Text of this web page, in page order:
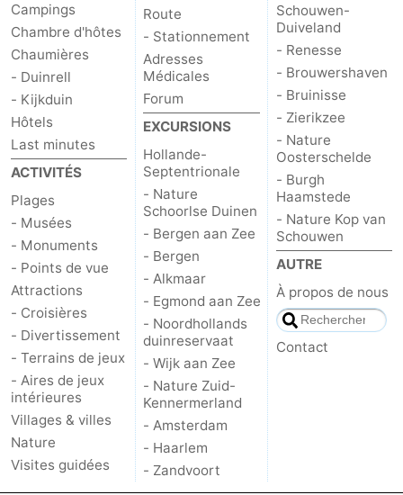
Campings
Chambre d'hôtes
Chaumières
- Duinrell
- Kijkduin
Hôtels
Last minutes
ACTIVITÉS
Plages
- Musées
- Monuments
- Points de vue
Attractions
- Croisières
- Divertissement
- Terrains de jeux
- Aires de jeux
intérieures
Villages & villes
Nature
Visites guidées
Route
- Stationnement
Adresses
Médicales
Forum
EXCURSIONS
Hollande-
Septentrionale
- Nature
Schoorlse Duinen
- Bergen aan Zee
- Bergen
- Alkmaar
- Egmond aan Zee
- Noordhollands
duinreservaat
- Wijk aan Zee
- Nature Zuid-
Kennermerland
- Amsterdam
- Haarlem
- Zandvoort
Schouwen-
Duiveland
- Renesse
- Brouwershaven
- Bruinisse
- Zierikzee
- Nature
Oosterschelde
- Burgh
Haamstede
- Nature Kop van
Schouwen
AUTRE
À propos de nous
Contact